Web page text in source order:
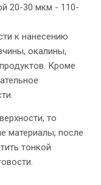
20-30 мкм - 110-
к нанесению
окалины,
Кроме
то
материалы, после
тонкой